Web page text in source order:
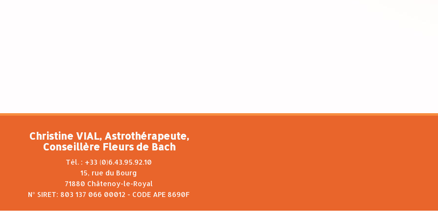
Christine VIAL, Astrothérapeute,
Conseillère Fleurs de Bach
Tél. : +33 (0)6.43.95.92.10
15, rue du Bourg
71880 Châtenoy-le-Royal
N° SIRET: 803 137 066 00012 - CODE APE 8690F